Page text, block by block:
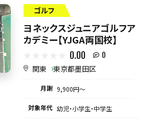
ゴルフ
ヨネックスジュニアゴルフア
カデミー【YJGA両国校】
0.00 0
関東 東京都墨田区
月謝 9,900円〜
対象年代 幼児・小学生・中学生